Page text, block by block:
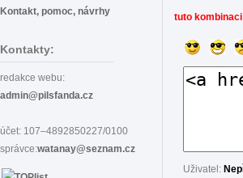
Kontakt, pomoc, návrhy
Kontakty:
redakce webu:
admin@pilsfanda.cz
účet: 107–4892850227/0100
správce:watanay@seznam.cz
tuto
Uživatel: